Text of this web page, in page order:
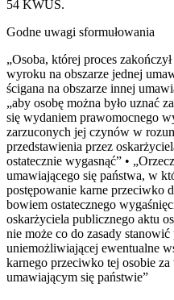
54 KWUS.
Godne uwagi sformułowania
„Osoba, której proces
wyroku na obszarze jednej
ścigana na obszarze innej
„aby osobę można było uznać
się wydaniem prawomocnego
zarzuconych jej czynów w
przedstawienia przez
ostatecznie wygasnąć” •
umawiającego się państwa, w
postępowanie karne przeciwko
bowiem ostatecznego
oskarżyciela publicznego aktu
nie może co do zasady
uniemożliwiającej ewentualne
karnego przeciwko tej osobie
umawiającym się państwie”